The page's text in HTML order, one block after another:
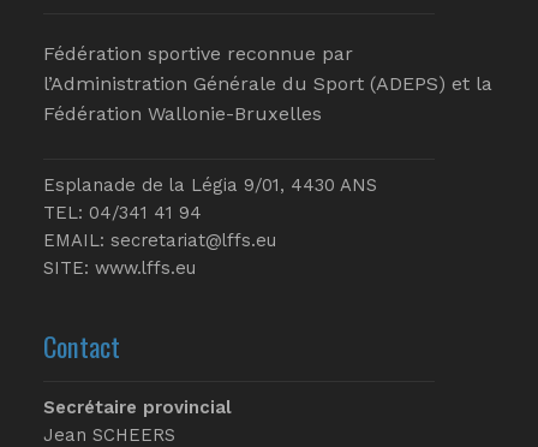
Fédération sportive reconnue par
l’Administration Générale du Sport (ADEPS) et la
Fédération Wallonie-Bruxelles
Esplanade de la Légia 9/01, 4430 ANS
TEL: 04/341 41 94
EMAIL: secretariat@lffs.eu
SITE: www.lffs.eu
Contact
Secrétaire provincial
Jean SCHEERS